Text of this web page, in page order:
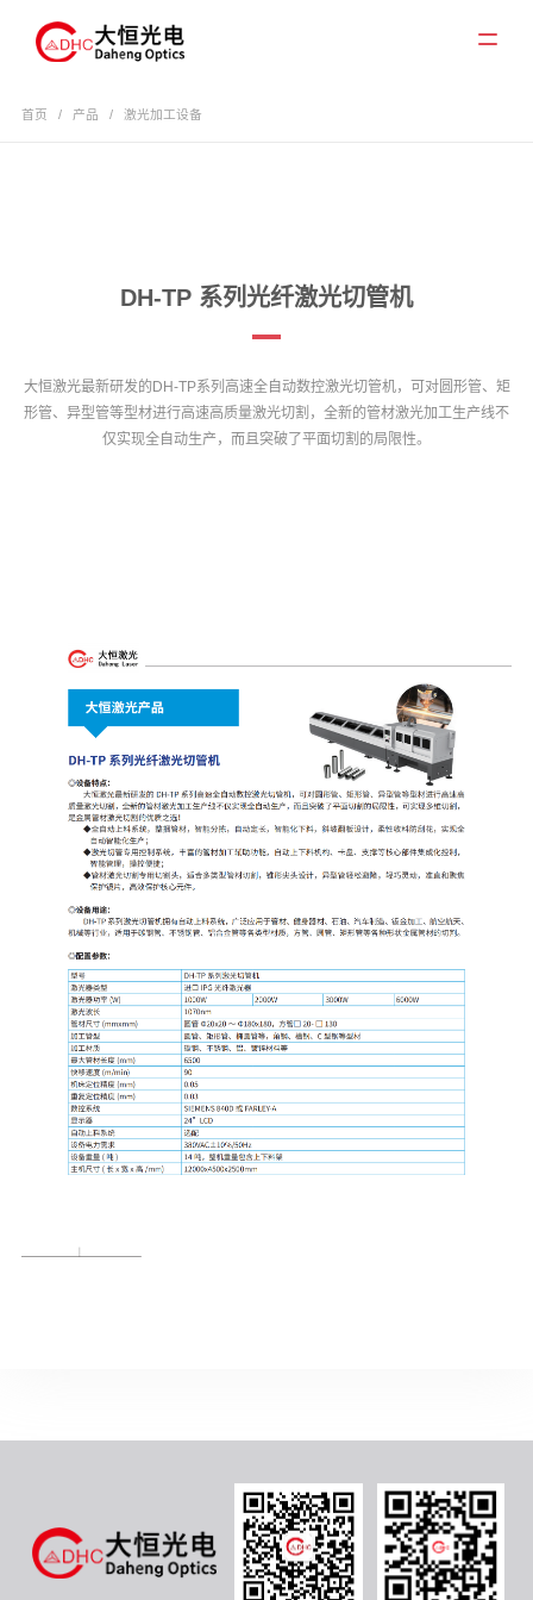
首页 / 产品 / 激光加工设备
DH-TP 系列光纤激光切管机
大恒激光最新研发的DH-TP系列高速全自动数控激光切管机，可对圆形管、矩
形管、异型管等型材进行高速高质量激光切割，全新的管材激光加工生产线不
仅实现全自动生产，而且突破了平面切割的局限性。